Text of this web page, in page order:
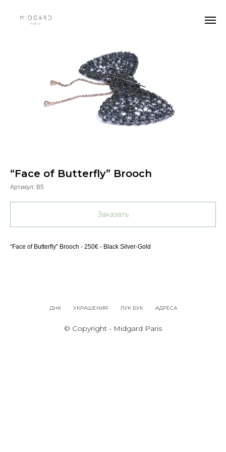
“Face of Butterfly” Brooch
Артикул: B5
Заказать
“Face of Butterfly” Brooch - 250€ - Black Silver-Gold
ДНК УКРАШЕНИЯ ЛУК БУК АДРЕСА
© Copyright - Midgard Paris